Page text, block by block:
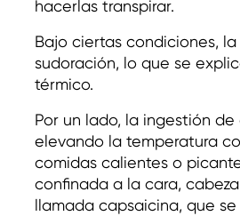
hacerlas transpirar.
Bajo ciertas condiciones,
sudoración, lo que se
térmico.
Por un lado, la ingestión
elevando la temperatura
comidas calientes o
confinada a la cara,
llamada capsaicina, que